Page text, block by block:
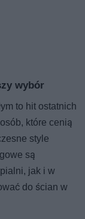
wybór
to hit ostatnich
które cenią
style
są
jak i w
do ścian w